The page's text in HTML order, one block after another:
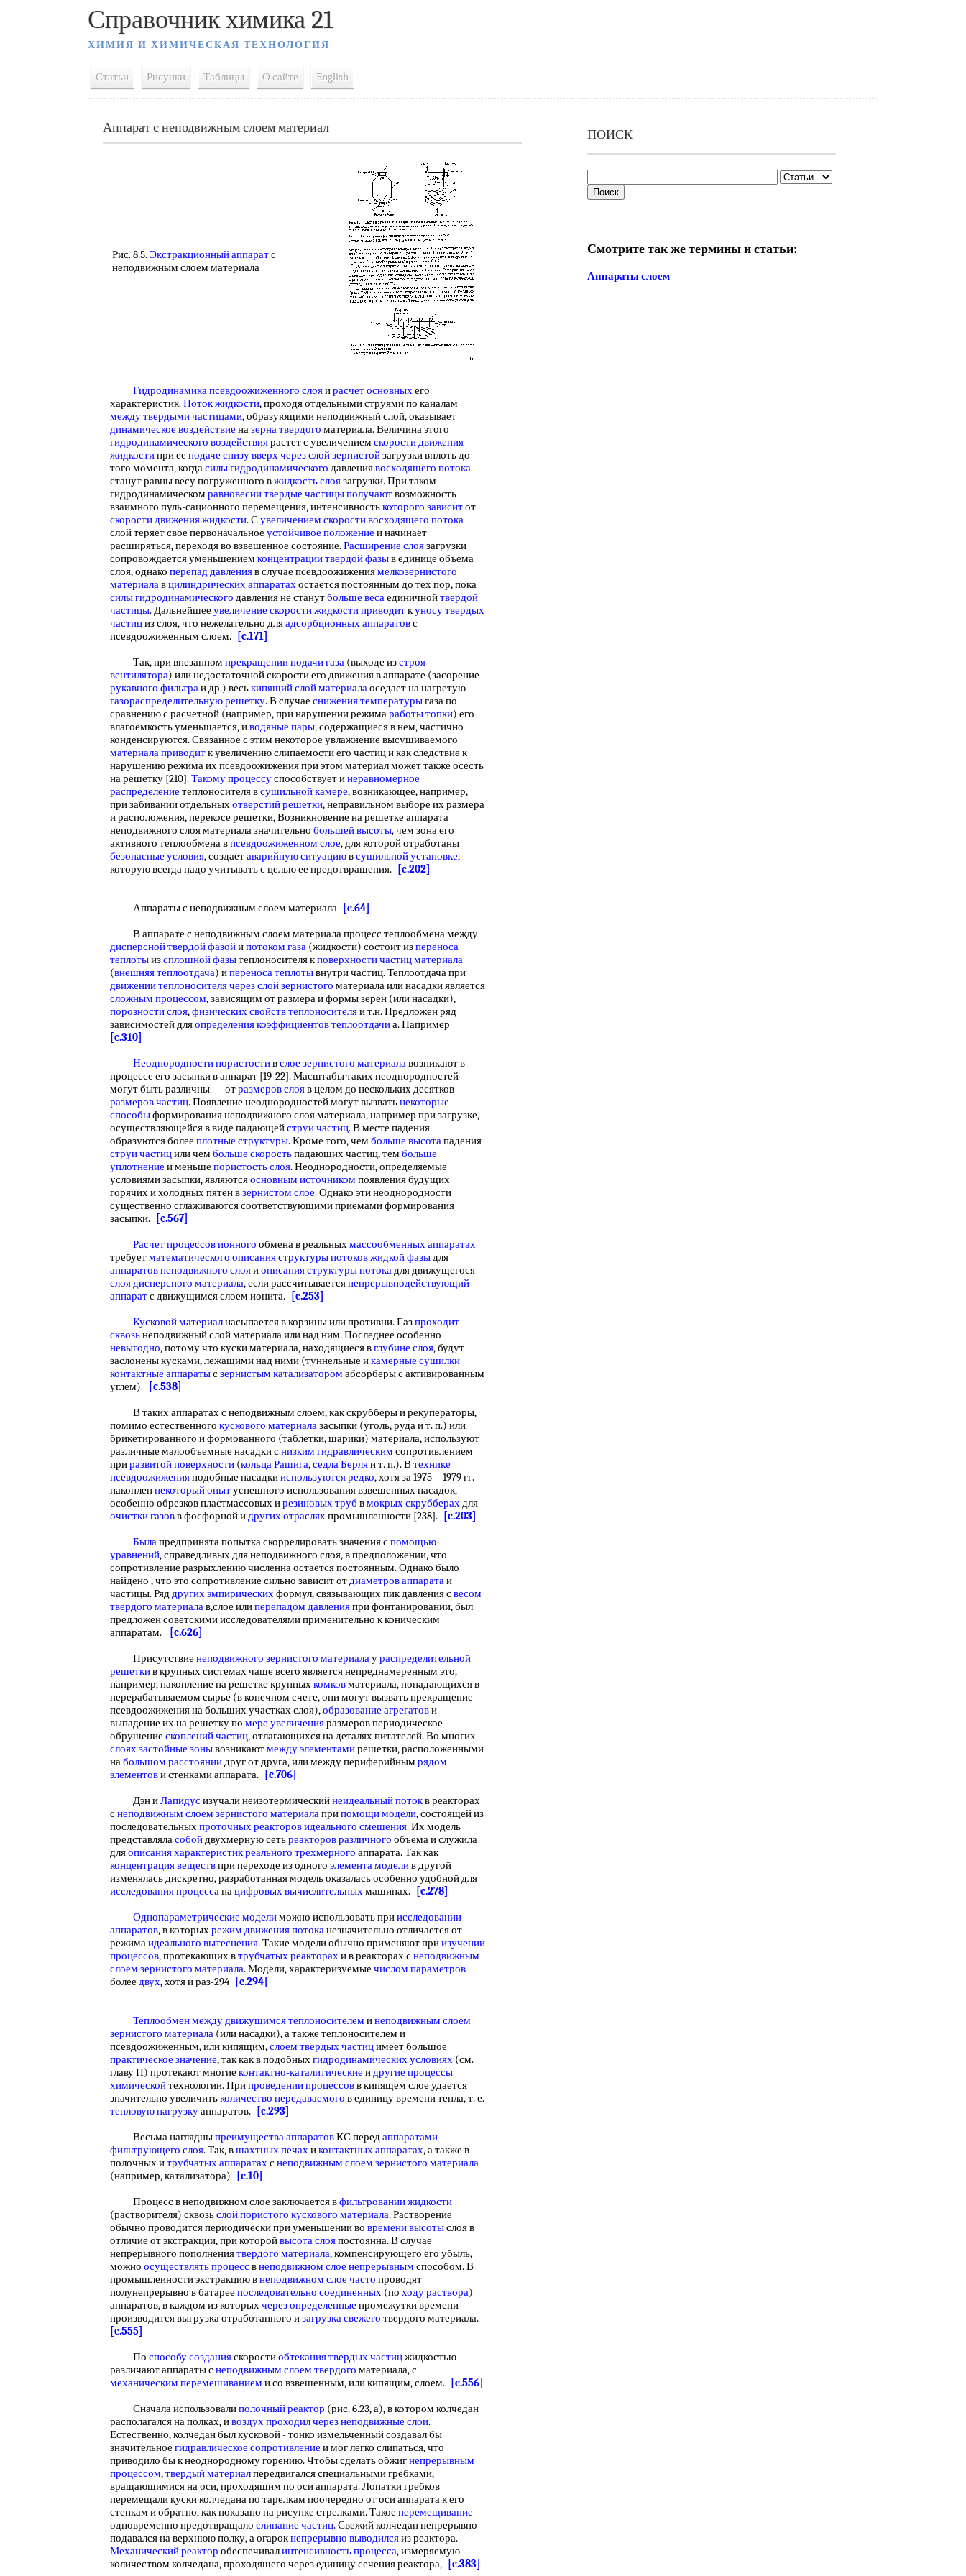
Справочник химика 21
ХИМИЯ И ХИМИЧЕСКАЯ ТЕХНОЛОГИЯ
Статьи Рисунки Таблицы О сайте English
Аппарат с неподвижным слоем материал
Рис. 8.5.Экстракционный аппаратс
неподвижным слоем материала
Гидродинамика псевдоожиженного слояирасчет основныхего
характеристик.Поток жидкости, проходя отдельными струями по каналам
между твердыми частицами, образующими неподвижный слой, оказывает
динамическое воздействие назерна твердого материала. Величина этого
гидродинамического воздействиярастет с увеличением скорости движения
жидкостипри ее подаче снизу вверхчерез слой зернистойзагрузки вплоть до
того момента, когдасилы гидродинамического давлениявосходящего потока
станут равны весу погруженного вжидкость слоязагрузки. При таком
гидродинамическом равновесии твердые частицы получаютвозможность
взаимного пуль-сационного перемещения, интенсивностькоторого зависитот
скорости движения жидкости. Сувеличением скоростивосходящего потока
слой теряет свое первоначальное устойчивое положение и начинает
расширяться, переходя во взвешенное состояние.Расширение слоязагрузки
сопровождается уменьшением концентрации твердой фазыв единице объема
слоя, однако перепад давленияв случае псевдоожижениямелкозернистого
материалавцилиндрических аппаратахостается постоянным до тех пор, пока
силы гидродинамического давления не станутбольше весаединичнойтвердой
частицы. Дальнейшее увеличение скоростижидкости приводиткуносу твердых
частициз слоя, что нежелательно дляадсорбционных аппаратовс
псевдоожиженным слоем.
[c.171]
Так, при внезапном прекращении подачи газа (выходе изстроя
вентилятора) или недостаточной скорости его движения в аппарате (засорение
рукавного фильтраи др.) веськипящийслой материалаоседает на нагретую
газораспределительную решетку. В случае снижения температурыгаза по
сравнению с расчетной (например, при нарушении режимаработы топки) его
влагоемкость уменьщается, иводяные пары, содержащиеся в нем, частично
конденсируются. Связанное с этим некоторое увлажнение высушиваемого
материала приводитк увеличению слипаемости его частиц и как следствие к
нарушению режима их псевдоожижения при этом материал может также осесть
на решетку [210].Такому процессуспособствует инеравномерное
распределение теплоносителя всушильной камере, возникающее, например,
при забивании отдельныхотверстий решетки, неправильном выборе их размера
и расположения, перекосе решетки, Возникновение на решетке аппарата
неподвижного слоя материала значительно большей высоты, чем зона его
активного теплообмена впсевдоожиженном слое, для которой отработаны
безопасные условия, создаетаварийную ситуациювсушильной установке,
которую всегда надо учитывать с целью ее предотвращения.
[c.202]
Аппараты с неподвижным слоем материала
[c.64]
В аппарате с неподвижным слоем материала процесс теплообмена между
дисперсной твердой фазойипотоком газа (жидкости) состоит изпереноса
теплотыизсплошной фазытеплоносителя кповерхности частиц материала
(внешняя теплоотдача) ипереноса теплотывнутри частиц. Теплоотдача при
движении теплоносителячерез слой зернистого материала или насадки является
сложным процессом, зависящим от размера и формы зерен (или насадки),
порозности слоя,физических свойств теплоносителяи т.н. Предложен ряд
зависимостей дляопределения коэффициентов теплоотдачиа. Например
[c.310]
Неоднородности пористостивслое зернистого материалавозникают в
процессе его засыпки в аппарат [19-22]. Масштабы таких неоднородностей
могут быть различны — отразмеров слояв целом до нескольких десятков
размеров частиц. Появление неоднородностей могут вызватьнекоторые
способыформирования неподвижного слоя материала, например при загрузке,
осуществляющейся в виде падающейструи частиц. В месте падения
образуются более плотные структуры. Кроме того, чем больше высотападения
струи частицили чем больше скоростьпадающих частиц, тем больше
уплотнение и меньше пористость слоя. Неоднородности, определяемые
условиями засыпки, являютсяосновным источником появления будущих
горячих и холодных пятен взернистом слое. Однако эти неоднородности
существенно сглаживаются соответствующими приемами формирования
засыпки.
[c.567]
Расчет процессов ионного обмена в реальныхмассообменных аппаратах
требуетматематического описания структуры потоковжидкой фазыдля
аппаратов неподвижного слояиописания структуры потокадля движущегося
слоя дисперсного материала, если рассчитываетсянепрерывнодействующий
аппаратс движущимся слоем ионита.
[c.253]
Кусковой материалнасыпается в корзины или противни. Газпроходит
сквозьнеподвижный слой материала или над ним. Последнее особенно
невыгодно, потому что куски материала, находящиеся вглубине слоя, будут
заслонены кусками, лежащими над ними (туннельные икамерные сушилки
контактные аппаратысзернистым катализатором абсорберы с активированным
углем).
[c.538]
В таких аппаратах с неподвижным слоем, как скрубберы и рекуператоры,
помимо естественного кускового материалазасыпки (уголь, руда и т. п.) или
брикетированного и формованного (таблетки, шарики) материала, используют
различные малообъемные насадки снизким гидравлическим сопротивлением
приразвитой поверхности (кольца Рашига,седла Берляи т. п.). Втехнике
псевдоожиженияподобные насадкииспользуются редко, хотя за 1975—1979 гг.
накопленнекоторый опытуспешного использования взвешенных насадок,
особенно обрезков пластмассовых ирезиновых труб вмокрых скрубберахдля
очистки газовв фосфорной идругих отрасляхпромышленности [238].
[c.203]
Былапредпринята попытка скоррелировать значения спомощью
уравнений, справедливых для неподвижного слоя, в предположении, что
сопротивление разрыхлению численна остается постоянным. Однако было
найдено , что это сопротивление сильно зависит отдиаметров аппаратаи
частицы. Ряддругих эмпирическихформул, связывающих пик давления свесом
твердого материалав,слое илиперепадом давленияпри фонтанировании, был
предложен советскими исследователями применительно к коническим
аппаратам.
[c.626]
Присутствие неподвижного зернистого материалаураспределительной
решеткив крупных системах чаще всего является непреднамеренным это,
например, накопление на решетке крупныхкомковматериала, попадающихся в
перерабатываемом сырье (в конечном счете, они могут вызвать прекращение
псевдоожижения на больших участках слоя),образование агрегатови
выпадение их на решетку по мере увеличенияразмеров периодическое
обрушение скоплений частиц, отлагающихся на деталях питателей. Во многих
слоях застойные зонывозникаютмежду элементамирешетки, расположенными
набольшом расстояниидруг от друга, или между периферийным рядом
элементови стенками аппарата.
[c.706]
Дэн иЛапидусизучали неизотермическийнеидеальный потокв реакторах
снеподвижным слоем зернистого материалаприпомощи модели, состоящей из
последовательныхпроточных реакторов идеального смешения. Их модель
представляласобойдвухмерную сетьреакторов различного объема и служила
дляописания характеристикреального трехмерного аппарата. Так как
концентрация веществпри переходе из одного элемента моделив другой
изменялась дискретно, разработанная модель оказалась особенно удобной для
исследования процессанацифровых вычислительныхмашинах.
[c.278]
Однопараметрические моделиможно использовать приисследовании
аппаратов, в которыхрежим движения потоканезначительно отличается от
режимаидеального вытеснения. Такие модели обычно применяют приизучении
процессов, протекающих втрубчатых реакторахи в реакторах снеподвижным
слоем зернистого материала. Модели, характеризуемые числом параметров
более двух, хотя и раз-294 [c.294]
Теплообмен междудвижущимся теплоносителем инеподвижным слоем
зернистого материала (или насадки), а также теплоносителем и
псевдоожиженным, или кипящим,слоем твердых частицимеет большое
практическое значение, так как в подобныхгидродинамических условиях (см.
главу П) протекают многие контактно-каталитические идругие процессы
химическойтехнологии. Припроведении процессовв кипящем слое удается
значительно увеличитьколичество передаваемого в единицу времени тепла, т. е.
тепловую нагрузкуаппаратов.
[c.293]
Весьма наглядныпреимущества аппаратовКС передаппаратами
фильтрующего слоя. Так, вшахтных печахиконтактных аппаратах, а также в
полочных итрубчатых аппаратахснеподвижным слоем зернистого материала
(например, катализатора)
[c.10]
Процесс в неподвижном слое заключается вфильтровании жидкости
(растворителя) сквозьслой пористого кускового материала. Растворение
обычно проводится периодически при уменьшении во времени высотыслоя в
отличие от экстракции, при которойвысота слояпостоянна. В случае
непрерывного пополнениятвердого материала, компенсирующего его убыль,
можно осуществлять процессвнеподвижном слое непрерывным способом. В
промышлеиности экстракцию внеподвижном слое часто проводят
полунепрерывно в батарее последовательно соединенных (по ходу раствора)
аппаратов, в каждом из которыхчерез определенные промежутки времени
производится выгрузка отработанного изагрузка свежего твердого материала.
[c.555]
По способу созданияскоростиобтекания твердых частицжидкостью
различают аппараты снеподвижным слоем твердого материала, с
механическим перемешиванием и со взвешенным, или кипящим, слоем.
[c.556]
Сначала использовалиполочный реактор (рис. 6.23, а), в котором колчедан
располагался на полках, ивоздух проходилчерез неподвижные слои.
Естественно, колчедан был кусковой - тонко измельченный создавал бы
значительное гидравлическое сопротивление и мог легко слипаться, что
приводило бы к неоднородному горению. Чтобы сделать обжигнепрерывным
процессом,твердый материалпередвигался специальными гребками,
вращающимися на оси, проходящим по оси аппарата. Лопатки гребков
перемещали куски колчедана по тарелкам поочередно от оси аппарата к его
стенкам и обратно, как показано на рисунке стрелками. Такое перемещивание
одновременно предотвращало слипание частиц. Свежий колчедан непрерывно
подавался на верхнюю полку, а огарокнепрерывно выводилсяиз реактора.
Механический реактор обеспечивалинтенсивность процесса, измеряемую
количеством колчедана, проходящего через единицу сечения реактора,
[c.383]
ПОИСК
Смотрите так же термины и статьи:
Аппараты слоем